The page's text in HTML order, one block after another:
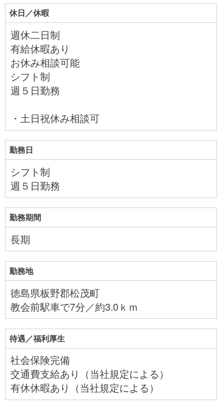
休日／休暇
週休二日制
有給休暇あり
お休み相談可能
シフト制
週５日勤務
・土日祝休み相談可
勤務日
シフト制
週５日勤務
勤務期間
長期
勤務地
徳島県板野郡松茂町
教会前駅車で7分／約3.0ｋｍ
待遇／福利厚生
社会保険完備
交通費支給あり（当社規定による）
有休休暇あり（当社規定による）